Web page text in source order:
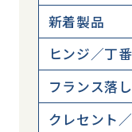
新着製品
ヒンジ／丁番
フランス落
クレセント